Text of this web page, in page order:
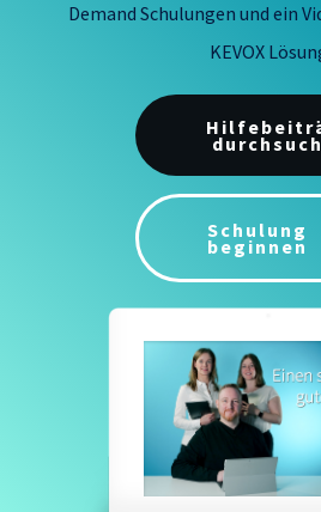
Demand Schulungen und ein
KEVOX
Schulung
beginnen